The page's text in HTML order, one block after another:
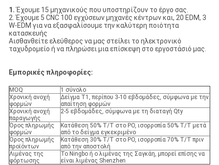
1.Έχουμε 15 μηχανικούς που υποστηρίζουν το έργο σας.
2. Έχουμε 5 CNC 100 εγχύσεων μηχανές κέντρων και, 20 EDM, 3
W-EDM για να εξασφαλίσουμε την καλύτερη ποιότητα
κατασκευής
Αισθανθείτε ελεύθερος να μας στείλει το ηλεκτρονικό
ταχυδρομείο ή να πληρώσει μια επίσκεψη στο εργοστάσιό μας.
Εμπορικές πληροφορίες:
MOQ
1 σύνολο
Χρονική ανοχή
φορμών
Δείγμα T1, περίπου 3-10 εβδομάδες, σύμφωνα με την
απαίτηση φορμών
Χρονική ανοχή
παραγωγής
2-5 εβδομάδες, σύμφωνα με τη διαταγή Qty
Όρος πληρωμής
φορμών
Κατάθεση 50% T/T στο PO, ισορροπία 50% T/T μετά
από το δείγμα εγκεκριμένο
Όρος πληρωμής
προϊόντων
Κατάθεση 30% T/T στο PO, ισορροπία 70% T/T πριν
από την αποστολή
Λιμένας της
φόρτωσης
Το Ningbo ή ο λιμένας της Σαγκάη, μπορεί επίσης να
είναι λιμένας Shenzhen